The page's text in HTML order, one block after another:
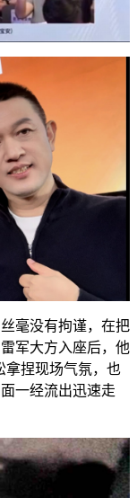
毫没有拘谨，在把
军大方入座后，他
拿捏现场气氛，也
一经流出迅速走